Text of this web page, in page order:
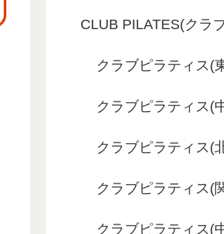
CLUB PILATES(クラ
クラブピラティス(
クラブピラティス(
クラブピラティス(
クラブピラティス(
クラブピラティス(